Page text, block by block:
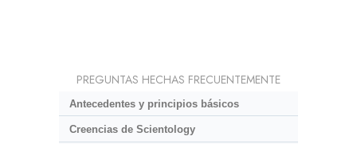
PREGUNTAS HECHAS FRECUENTEMENTE
Antecedentes y principios básicos
Creencias de Scientology